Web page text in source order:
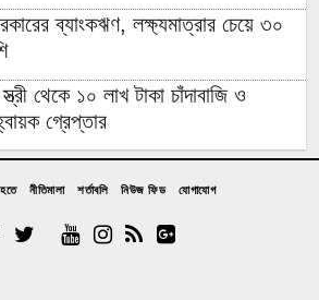
ব্যাংকঋণ, লক্ষ্যমাত্রার চেয়ে ৩০
থেকে ১০ লাখ টাকা চাঁদাবাজি ও
গ্রেপ্তার
তুলে আনতে গিয়ে চাচাকে পিটিয়ে
পথ,দুরারোগ্য রোগে আক্রান্ত মজিবর
নীতিমালা শর্তাবলি নিউজ ফিড যোগাযোগ